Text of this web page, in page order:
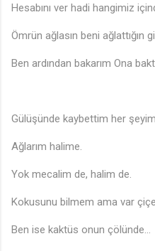
Hesabını ver hadi hangimiz
Ömrün ağlasın beni ağlattığın
Ben ardından bakarım Ona
Gülüşünde kaybettim her
Ağlarım halime.
Yok mecalim de, halim de.
Kokusunu bilmem ama var
Ben ise kaktüs onun çölünde…